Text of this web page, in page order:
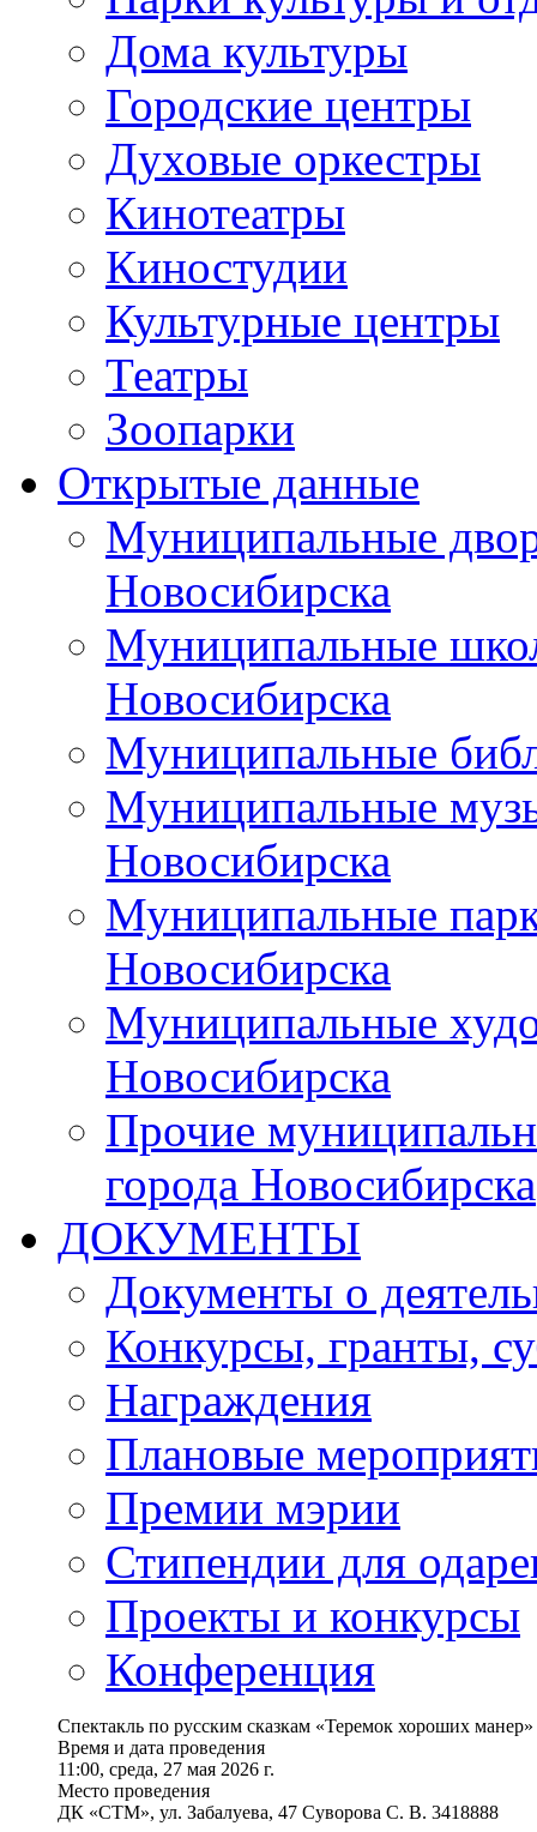
Дома культуры
Городские центры
Духовые оркестры
Кинотеатры
Киностудии
Культурные центры
Театры
Зоопарки
Открытые данные
Муниципальные
Новосибирска
Муниципальные
Новосибирска
Муниципальные
Муниципальные
Новосибирска
Муниципальные
Новосибирска
Муниципальные
Новосибирска
Прочие
города Новосибирска
ДОКУМЕНТЫ
Документы о
Конкурсы, гранты,
Награждения
Плановые
Премии мэрии
Стипендии для
Проекты и конкурсы
Конференция
Спектакль по русским сказкам «Теремок хороших
Время и дата проведения
11:00, среда, 27 мая 2026 г.
Место проведения
ДК «СТМ», ул. Забалуева, 47 Суворова С. В. 3418888